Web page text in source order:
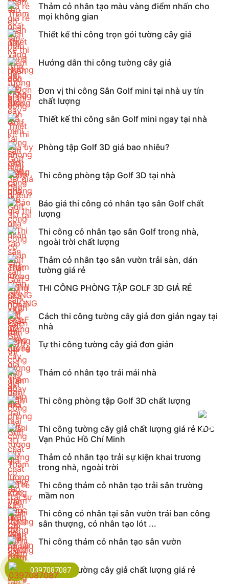
Thảm cỏ nhân tạo màu vàng điểm nhấn cho
mọi không gian
Thiết kế thi công trọn gói tường cây giả
Hướng dẫn thi công tường cây giả
Đơn vị thi công Sân Golf mini tại nhà uy tín
chất lượng
Thiết kế thi công sân Golf mini ngay tại nhà
Phòng tập Golf 3D giá bao nhiêu?
Thi công phòng tập Golf 3D tại nhà
Báo giá thi công cỏ nhân tạo sân Golf chất
lượng
Thi công cỏ nhân tạo sân Golf trong nhà,
ngoài trời chất lượng
Thảm cỏ nhân tạo sân vườn trải sàn, dán
tường giá rẻ
THI CÔNG PHÒNG TẬP GOLF 3D GIÁ RẺ
Cách thi công tường cây giả đơn giản ngay tại
nhà
Tự thi công tường cây giả đơn giản
Thảm cỏ nhân tạo trải mái nhà
Thi công phòng tập Golf 3D chất lượng
Thi công tường cây giả chất lượng giá rẻ KDC
Vạn Phúc Hồ Chí Minh
Thảm cỏ nhân tạo trải sự kiện khai trương
trong nhà, ngoài trời
Thi công thảm cỏ nhân tạo trải sân trường
mầm non
Thi công cỏ nhân tại sân vườn trải ban công
sân thượng, cỏ nhân tạo lót ...
Thi công thảm cỏ nhân tạo sân vườn
Thi công tường cây giả chất lượng giá rẻ
0397087087